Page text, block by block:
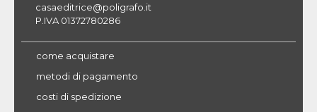
casaeditrice@poligrafo.it
P.IVA 01372780286
come acquistare
metodi di pagamento
costi di spedizione